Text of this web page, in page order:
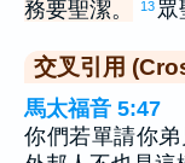
務要聖潔。
13 眾
交叉引用
馬太福音 5:47
你們若單請你